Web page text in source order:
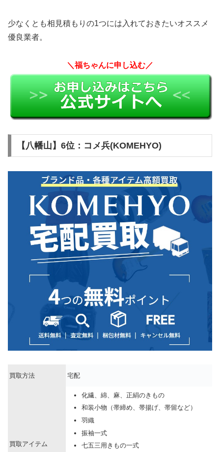
少なくとも相見積もりの1つには入れておきたいオススメ
優良業者。
＼福ちゃんに申し込む／
【八幡山】6位：コメ兵(KOMEHYO)
買取方法 宅配
買取アイテム
化繊、綿、麻、正絹のきもの
和装小物（帯締め、帯揚げ、帯留など）
羽織
振袖一式
七五三用きもの一式